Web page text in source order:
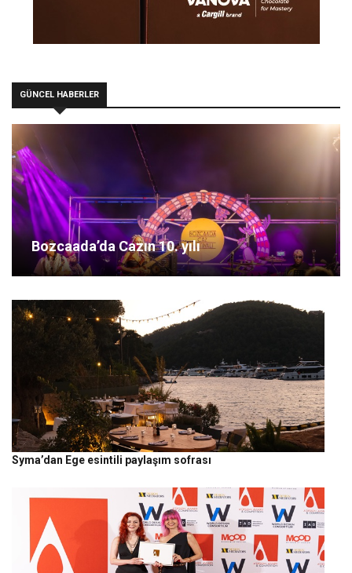
GÜNCEL HABERLER
Bozcaada’da Cazın 10. yılı
Syma’dan Ege esintili paylaşım sofrası